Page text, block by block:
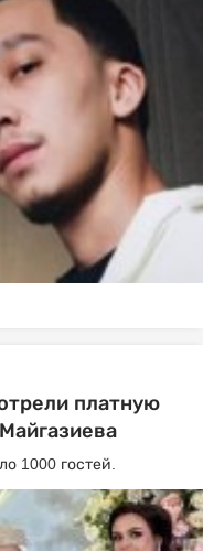
платную
1000 гостей.